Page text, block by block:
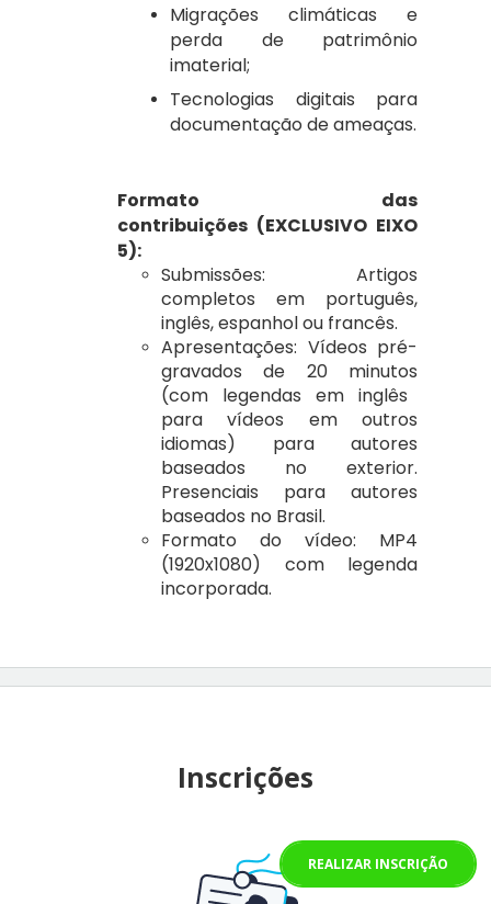
Migrações climáticas e
perda de patrimônio
imaterial;
Tecnologias digitais para
documentação de ameaças.
Formato das
contribuições (EXCLUSIVO EIXO
5):
Submissões: Artigos
completos em português,
inglês, espanhol ou francês.
Apresentações: Vídeos pré-
gravados de 20 minutos
(com legendas em inglês
para vídeos em outros
idiomas) para autores
baseados no exterior.
Presenciais para autores
baseados no Brasil.
Formato do vídeo: MP4
(1920x1080) com legenda
incorporada.
Inscrições
REALIZAR INSCRIÇÃO